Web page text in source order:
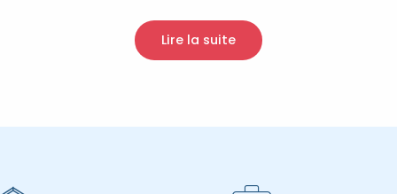
Lire la suite